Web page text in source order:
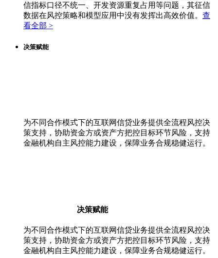
信指标口径不统一、开发资源重复占用等问题，其征信
数据在风控策略和模型应用中没有发挥出高效价值。 查
看全部 >
决策赋能
为不同合作模式下的互联网信贷业务提供全流程风控决
策支持，协助资金方或资产方把控目标环节风险，支持
金融机构自主风控能力建设，保障业务合规稳健运行。
决策赋能
为不同合作模式下的互联网信贷业务提供全流程风控决
策支持，协助资金方或资产方把控目标环节风险，支持
金融机构自主风控能力建设，保障业务合规稳健运行。